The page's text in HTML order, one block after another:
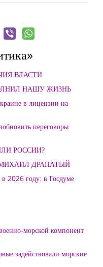
ВЛАСТИ
НАШУ ЖИЗНЬ
в лицензии на
переговоры
РОССИИ?
ДРАПАТЫЙ
2026 году: в Госдуме
морской компонент
задействовали морские